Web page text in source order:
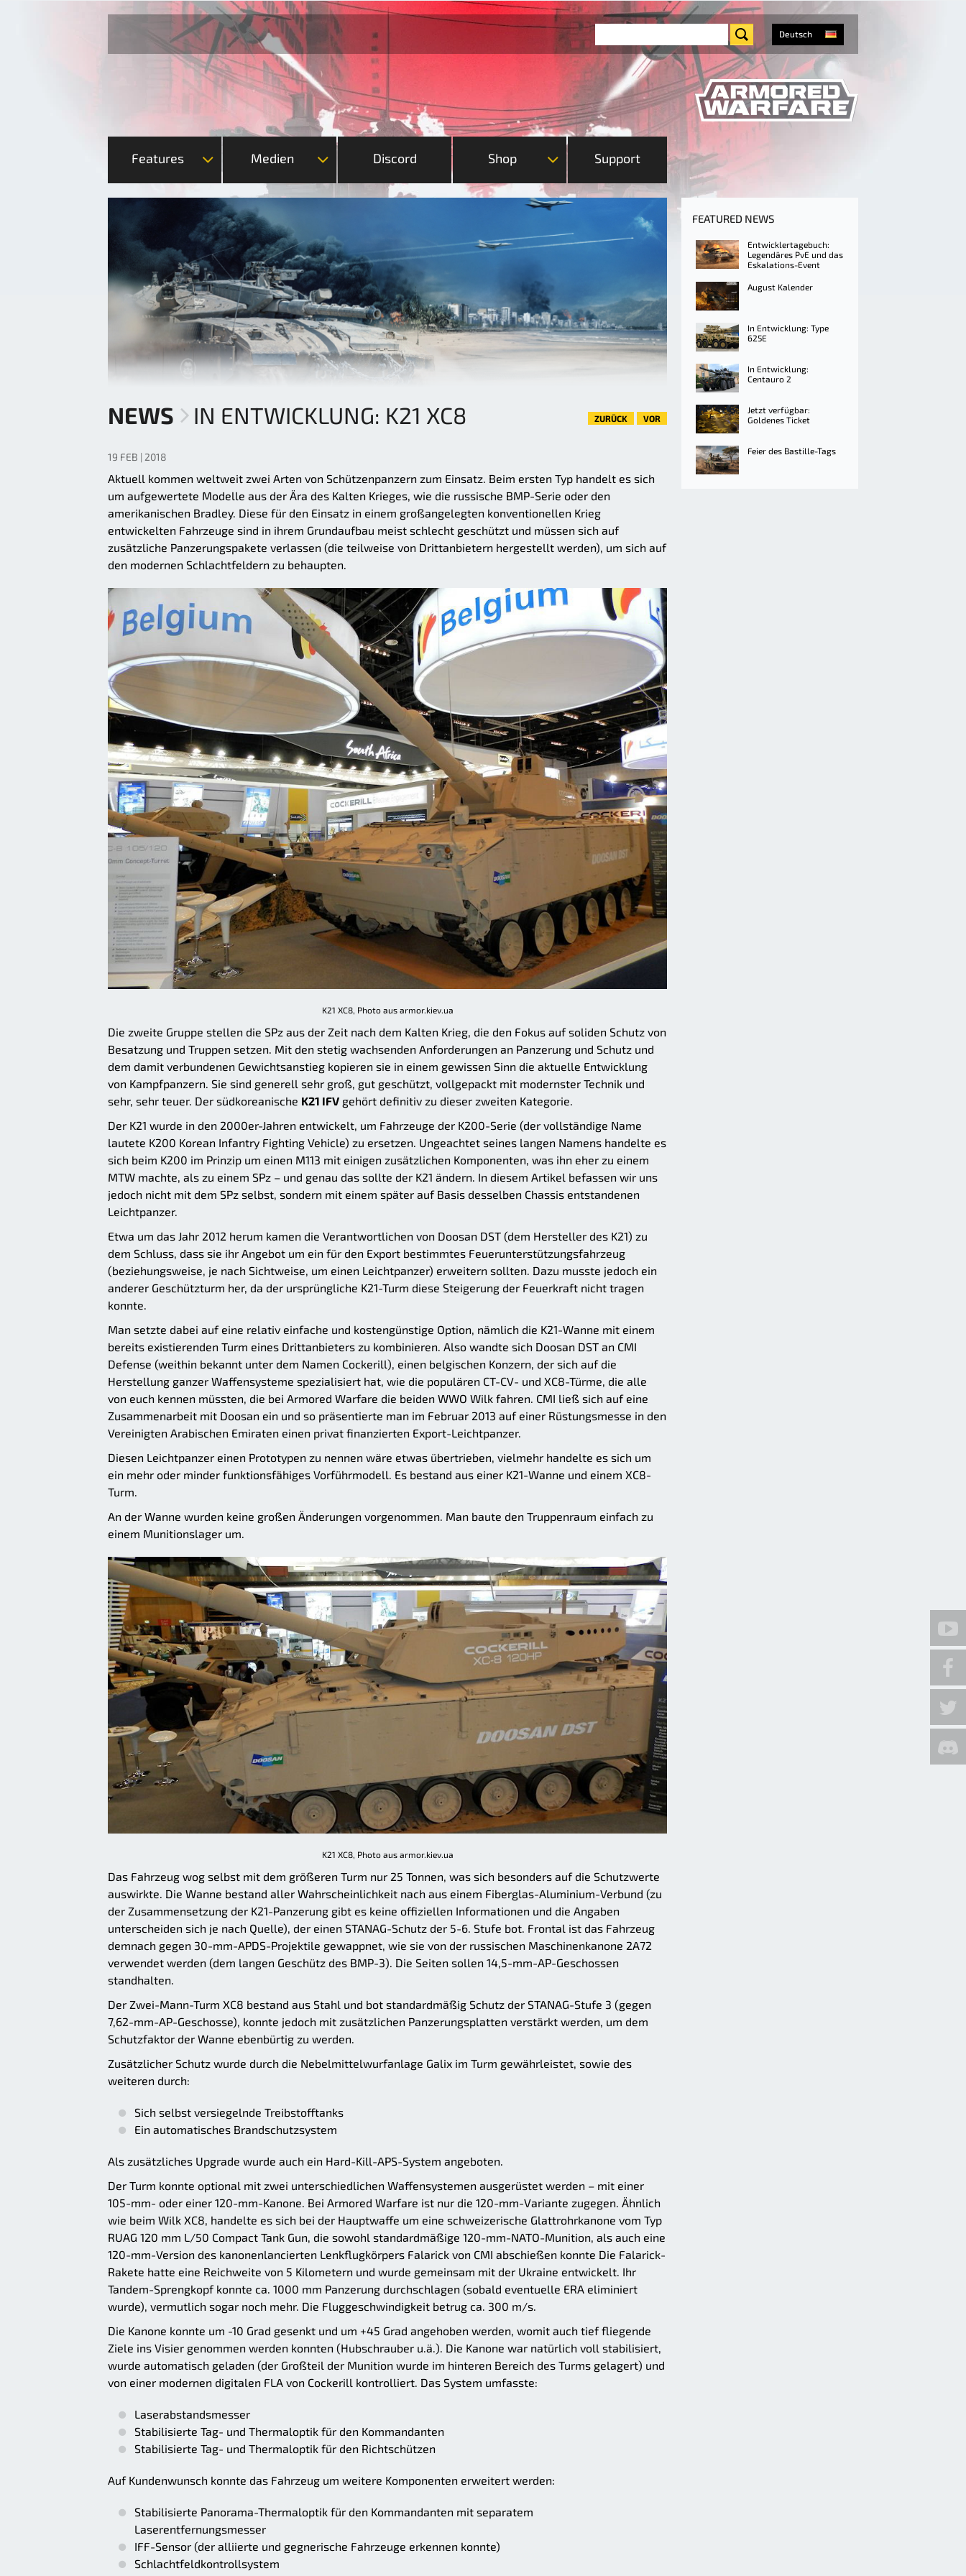
Deutsch
Features Medien Discord Shop Support
NEWS IN ENTWICKLUNG: K21 XC8 ZURÜCK VOR
19 FEB | 2018
Aktuell kommen weltweit zwei Arten von Schützenpanzern zum Einsatz. Beim ersten Typ handelt es sich
um aufgewertete Modelle aus der Ära des Kalten Krieges, wie die russische BMP-Serie oder den
amerikanischen Bradley. Diese für den Einsatz in einem großangelegten konventionellen Krieg
entwickelten Fahrzeuge sind in ihrem Grundaufbau meist schlecht geschützt und müssen sich auf
zusätzliche Panzerungspakete verlassen (die teilweise von Drittanbietern hergestellt werden), um sich auf
den modernen Schlachtfeldern zu behaupten.
K21 XC8, Photo aus armor.kiev.ua
Die zweite Gruppe stellen die SPz aus der Zeit nach dem Kalten Krieg, die den Fokus auf soliden Schutz von
Besatzung und Truppen setzen. Mit den stetig wachsenden Anforderungen an Panzerung und Schutz und
dem damit verbundenen Gewichtsanstieg kopieren sie in einem gewissen Sinn die aktuelle Entwicklung
von Kampfpanzern. Sie sind generell sehr groß, gut geschützt, vollgepackt mit modernster Technik und
sehr, sehr teuer. Der südkoreanische K21 IFV gehört definitiv zu dieser zweiten Kategorie.
Der K21 wurde in den 2000er-Jahren entwickelt, um Fahrzeuge der K200-Serie (der vollständige Name
lautete K200 Korean Infantry Fighting Vehicle) zu ersetzen. Ungeachtet seines langen Namens handelte es
sich beim K200 im Prinzip um einen M113 mit einigen zusätzlichen Komponenten, was ihn eher zu einem
MTW machte, als zu einem SPz – und genau das sollte der K21 ändern. In diesem Artikel befassen wir uns
jedoch nicht mit dem SPz selbst, sondern mit einem später auf Basis desselben Chassis entstandenen
Leichtpanzer.
Etwa um das Jahr 2012 herum kamen die Verantwortlichen von Doosan DST (dem Hersteller des K21) zu
dem Schluss, dass sie ihr Angebot um ein für den Export bestimmtes Feuerunterstützungsfahrzeug
(beziehungsweise, je nach Sichtweise, um einen Leichtpanzer) erweitern sollten. Dazu musste jedoch ein
anderer Geschützturm her, da der ursprüngliche K21-Turm diese Steigerung der Feuerkraft nicht tragen
konnte.
Man setzte dabei auf eine relativ einfache und kostengünstige Option, nämlich die K21-Wanne mit einem
bereits existierenden Turm eines Drittanbieters zu kombinieren. Also wandte sich Doosan DST an CMI
Defense (weithin bekannt unter dem Namen Cockerill), einen belgischen Konzern, der sich auf die
Herstellung ganzer Waffensysteme spezialisiert hat, wie die populären CT-CV- und XC8-Türme, die alle
von euch kennen müssten, die bei Armored Warfare die beiden WWO Wilk fahren. CMI ließ sich auf eine
Zusammenarbeit mit Doosan ein und so präsentierte man im Februar 2013 auf einer Rüstungsmesse in den
Vereinigten Arabischen Emiraten einen privat finanzierten Export-Leichtpanzer.
Diesen Leichtpanzer einen Prototypen zu nennen wäre etwas übertrieben, vielmehr handelte es sich um
ein mehr oder minder funktionsfähiges Vorführmodell. Es bestand aus einer K21-Wanne und einem XC8-
Turm.
An der Wanne wurden keine großen Änderungen vorgenommen. Man baute den Truppenraum einfach zu
einem Munitionslager um.
K21 XC8, Photo aus armor.kiev.ua
Das Fahrzeug wog selbst mit dem größeren Turm nur 25 Tonnen, was sich besonders auf die Schutzwerte
auswirkte. Die Wanne bestand aller Wahrscheinlichkeit nach aus einem Fiberglas-Aluminium-Verbund (zu
der Zusammensetzung der K21-Panzerung gibt es keine offiziellen Informationen und die Angaben
unterscheiden sich je nach Quelle), der einen STANAG-Schutz der 5-6. Stufe bot. Frontal ist das Fahrzeug
demnach gegen 30-mm-APDS-Projektile gewappnet, wie sie von der russischen Maschinenkanone 2A72
verwendet werden (dem langen Geschütz des BMP-3). Die Seiten sollen 14,5-mm-AP-Geschossen
standhalten.
Der Zwei-Mann-Turm XC8 bestand aus Stahl und bot standardmäßig Schutz der STANAG-Stufe 3 (gegen
7,62-mm-AP-Geschosse), konnte jedoch mit zusätzlichen Panzerungsplatten verstärkt werden, um dem
Schutzfaktor der Wanne ebenbürtig zu werden.
Zusätzlicher Schutz wurde durch die Nebelmittelwurfanlage Galix im Turm gewährleistet, sowie des
weiteren durch:
Sich selbst versiegelnde Treibstofftanks
Ein automatisches Brandschutzsystem
Als zusätzliches Upgrade wurde auch ein Hard-Kill-APS-System angeboten.
Der Turm konnte optional mit zwei unterschiedlichen Waffensystemen ausgerüstet werden – mit einer
105-mm- oder einer 120-mm-Kanone. Bei Armored Warfare ist nur die 120-mm-Variante zugegen. Ähnlich
wie beim Wilk XC8, handelte es sich bei der Hauptwaffe um eine schweizerische Glattrohrkanone vom Typ
RUAG 120 mm L/50 Compact Tank Gun, die sowohl standardmäßige 120-mm-NATO-Munition, als auch eine
120-mm-Version des kanonenlancierten Lenkflugkörpers Falarick von CMI abschießen konnte Die Falarick-
Rakete hatte eine Reichweite von 5 Kilometern und wurde gemeinsam mit der Ukraine entwickelt. Ihr
Tandem-Sprengkopf konnte ca. 1000 mm Panzerung durchschlagen (sobald eventuelle ERA eliminiert
wurde), vermutlich sogar noch mehr. Die Fluggeschwindigkeit betrug ca. 300 m/s.
Die Kanone konnte um -10 Grad gesenkt und um +45 Grad angehoben werden, womit auch tief fliegende
Ziele ins Visier genommen werden konnten (Hubschrauber u.ä.). Die Kanone war natürlich voll stabilisiert,
wurde automatisch geladen (der Großteil der Munition wurde im hinteren Bereich des Turms gelagert) und
von einer modernen digitalen FLA von Cockerill kontrolliert. Das System umfasste:
Laserabstandsmesser
Stabilisierte Tag- und Thermaloptik für den Kommandanten
Stabilisierte Tag- und Thermaloptik für den Richtschützen
Auf Kundenwunsch konnte das Fahrzeug um weitere Komponenten erweitert werden:
Stabilisierte Panorama-Thermaloptik für den Kommandanten mit separatem
Laserentfernungsmesser
IFF-Sensor (der alliierte und gegnerische Fahrzeuge erkennen konnte)
Schlachtfeldkontrollsystem
FEATURED NEWS
Entwicklertagebuch:
Legendäres PvE und das
Eskalations-Event
August Kalender
In Entwicklung: Type
625E
In Entwicklung:
Centauro 2
Jetzt verfügbar:
Goldenes Ticket
Feier des Bastille-Tags